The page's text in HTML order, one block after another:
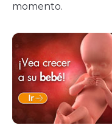
momento.